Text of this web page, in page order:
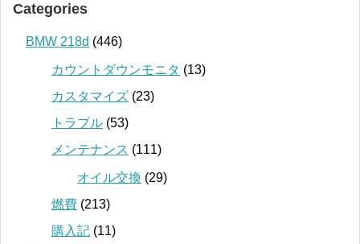
Categories
BMW 218d (446)
カウントダウンモニタ (13)
カスタマイズ (23)
トラブル (53)
メンテナンス (111)
オイル交換 (29)
燃費 (213)
購入記 (11)